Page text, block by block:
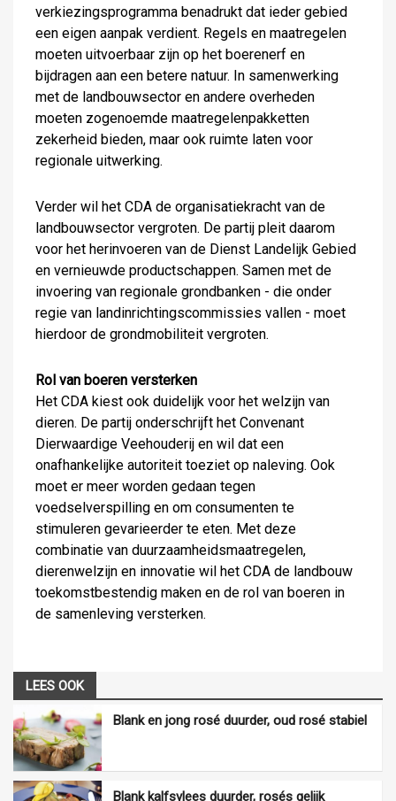
verkiezingsprogramma benadrukt dat ieder gebied
een eigen aanpak verdient. Regels en maatregelen
moeten uitvoerbaar zijn op het boerenerf en
bijdragen aan een betere natuur. In samenwerking
met de landbouwsector en andere overheden
moeten zogenoemde maatregelenpakketten
zekerheid bieden, maar ook ruimte laten voor
regionale uitwerking.
Verder wil het CDA de organisatiekracht van de
landbouwsector vergroten. De partij pleit daarom
voor het herinvoeren van de Dienst Landelijk Gebied
en vernieuwde productschappen. Samen met de
invoering van regionale grondbanken - die onder
regie van landinrichtingscommissies vallen - moet
hierdoor de grondmobiliteit vergroten.
Rol van boeren versterken
Het CDA kiest ook duidelijk voor het welzijn van
dieren. De partij onderschrijft het Convenant
Dierwaardige Veehouderij en wil dat een
onafhankelijke autoriteit toeziet op naleving. Ook
moet er meer worden gedaan tegen
voedselverspilling en om consumenten te
stimuleren gevarieerder te eten. Met deze
combinatie van duurzaamheidsmaatregelen,
dierenwelzijn en innovatie wil het CDA de landbouw
toekomstbestendig maken en de rol van boeren in
de samenleving versterken.
LEES OOK
Blank en jong rosé duurder, oud rosé stabiel
Blank kalfsvlees duurder, rosés gelijk